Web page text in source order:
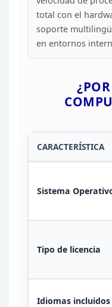
total con el
soporte
en entornos
CARACTERÍSTICA
Sistema
Tipo de licencia
Idiomas incluidos